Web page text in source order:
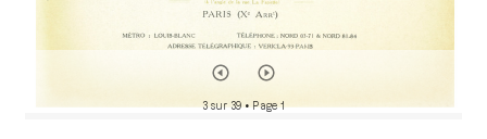
3 sur 39• Page 1